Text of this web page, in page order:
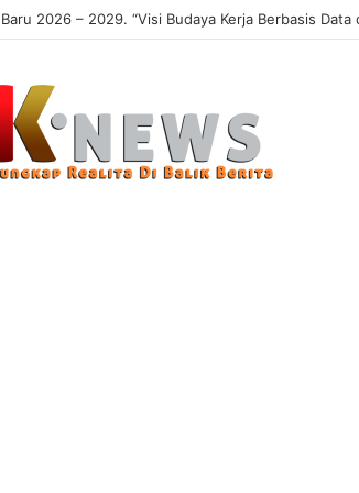
Digital di Surabaya Hampir 100 Persen